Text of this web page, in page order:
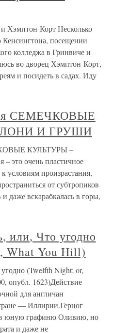
Хэмптон-Корт Несколько
посещении
колледжа в Гринвиче и
во дворец Хэмптон-Корт,
и посидеть в садах. Иду
СЕМЕЧКОВЫЕ
И ГРУШИ
КУЛЬТУРЫ –
очень пластичное
условиям произрастания,
от субтропиков
даже вскарабкалась в горы,
или, Что угодно
What You Hill)
(Twelfth Night; or,
опубл. 1623)Действие
для англичан
— Иллирии.Герцог
юную графиню Оливию, но
и даже не